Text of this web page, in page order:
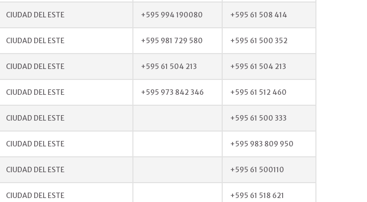
CIUDAD DEL ESTE +595 994 190080 +595 61 508 414
CIUDAD DEL ESTE +595 981 729 580 +595 61 500 352
CIUDAD DEL ESTE +595 61 504 213 +595 61 504 213
CIUDAD DEL ESTE +595 973 842 346 +595 61 512 460
CIUDAD DEL ESTE +595 61 500 333
CIUDAD DEL ESTE +595 983 809 950
CIUDAD DEL ESTE +595 61 500110
CIUDAD DEL ESTE +595 61 518 621